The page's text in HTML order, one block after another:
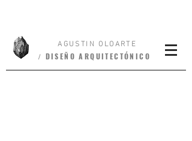
AGUSTIN OLOARTE
/ DISEÑO ARQUITECTÓNICO